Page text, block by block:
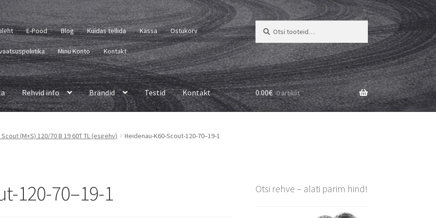
E-Pood Blog Kuidas tellida Kassa Ostukorv
Minu Konto Kontakt
Otsi:
Otsi
Rehvid info Brändid Testid Kontakt 0.00€ 0 artiklit
(M+S) 120/70 B 19 60T TL (esirehv) Heidenau-K60-Scout-120-70–19-1
120-70–19-1 Otsi rehve – alati parim hind!